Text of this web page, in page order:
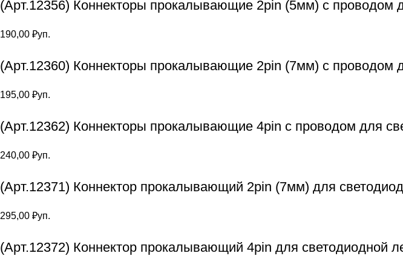
(Арт.12356) Коннекторы прокалывающие 2pin (5мм) с проводом
190,00 ₽уп.
(Арт.12360) Коннекторы прокалывающие 2pin (7мм) с проводом
195,00 ₽уп.
(Арт.12362) Коннекторы прокалывающие 4pin с проводом для
240,00 ₽уп.
(Арт.12371) Коннектор прокалывающий 2pin (7мм) для
295,00 ₽уп.
(Арт.12372) Коннектор прокалывающий 4pin для светодиодной